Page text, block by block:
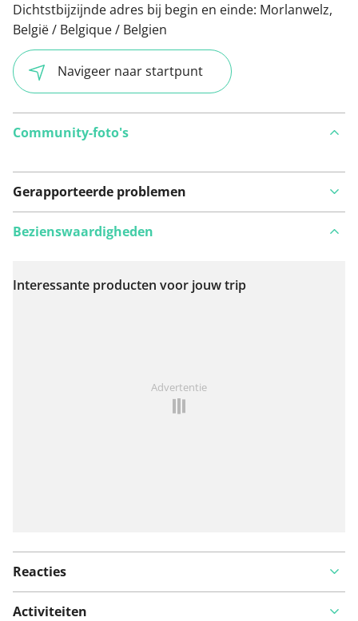
Dichtstbijzijnde adres bij begin en einde: Morlanwelz,
België / Belgique / Belgien
Navigeer naar startpunt
Community-foto's
Gerapporteerde problemen
Bekijk op kaart
Bezienswaardigheden
Interessante producten voor jouw trip
Advertentie
Reacties
Activiteiten